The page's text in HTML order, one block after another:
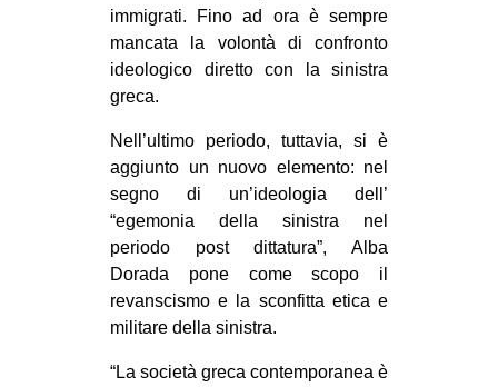
immigrati. Fino ad ora è sempre
mancata la volontà di confronto
ideologico diretto con la sinistra
greca.
Nell’ultimo periodo, tuttavia, si è
aggiunto un nuovo elemento: nel
segno di un’ideologia dell’
“egemonia della sinistra nel
periodo post dittatura”, Alba
Dorada pone come scopo il
revanscismo e la sconfitta etica e
militare della sinistra.
“La società greca contemporanea è